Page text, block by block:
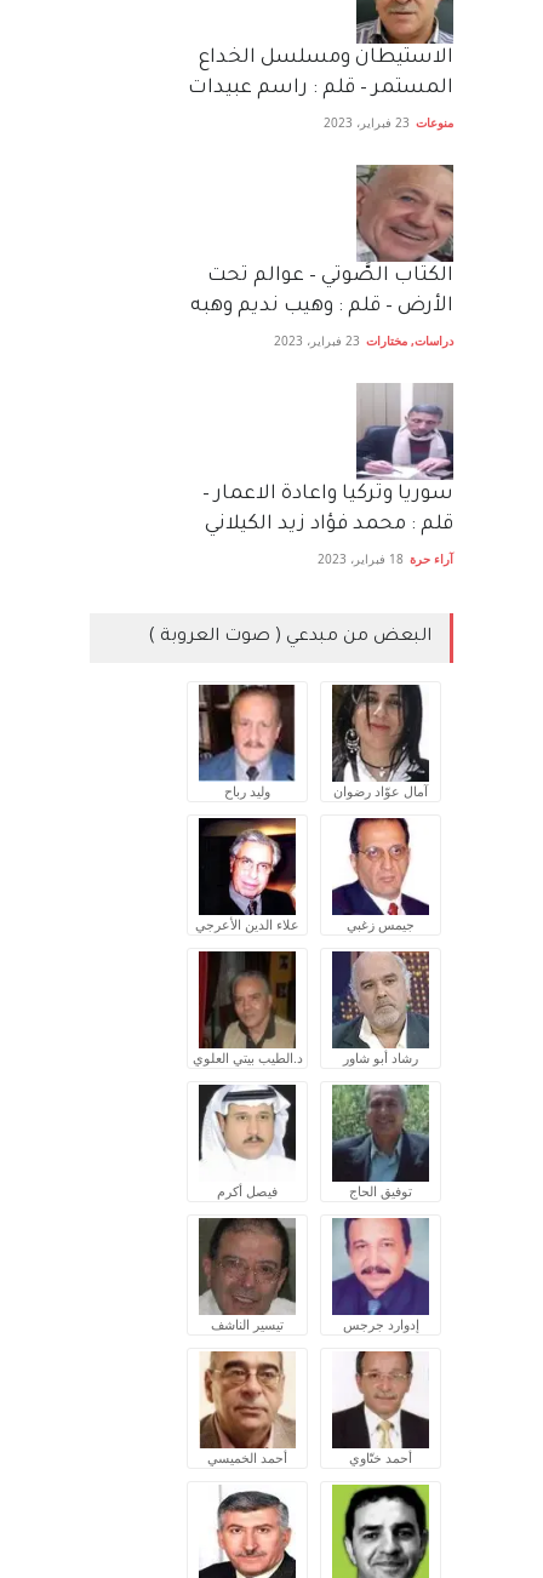
الاستيطان ومسلسل الخداع
المستمر – قلم : راسم عبيدات
منوعات 23 فبراير، 2023
الكتاب الصَّوتي – عوالم تحت
الأرض – قلم : وهيب نديم وهبه
دراسات, مختارات 23 فبراير، 2023
سوريا وتركيا واعادة الاعمار –
قلم : محمد فؤاد زيد الكيلاني
آراء حرة 18 فبراير، 2023
البعض من مبدعي ( صوت العروبة )
آمال عوّاد رضوان وليد رباح
جيمس زغبي علاء الدين الأعرجي
رشاد أبو شاور د.الطيب بيتي العلوي
توفيق الحاج فيصل أكرم
إدوارد جرجس تيسير الناشف
أحمد ختّاوي أحمد الخميسي